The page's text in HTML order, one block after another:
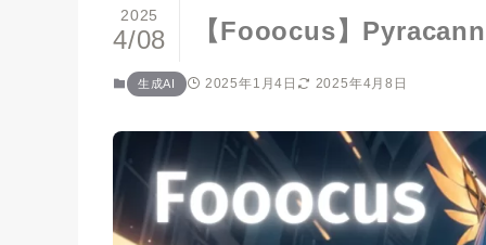
【Fooocus】
2025
4/08
生成AI 2025年1月4日 2025年4月8日